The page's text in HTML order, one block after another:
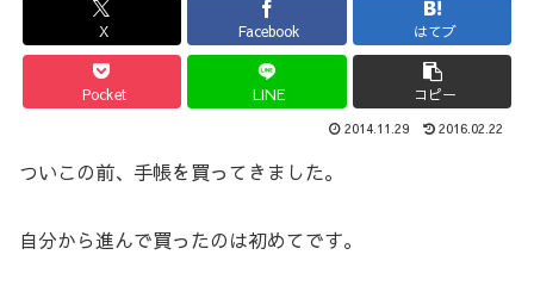
X Facebook はてブ
Pocket LINE コピー
2014.11.29 2016.02.22
ついこの前、手帳を買ってきました。
自分から進んで買ったのは初めてです。